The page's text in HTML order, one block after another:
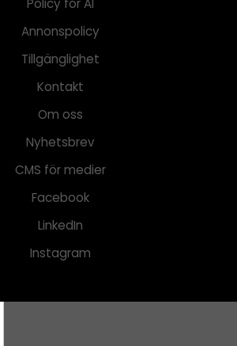
Policy för AI
Annonspolicy
Tillgänglighet
Kontakt
Om oss
Nyhetsbrev
CMS för medier
Facebook
LinkedIn
Instagram